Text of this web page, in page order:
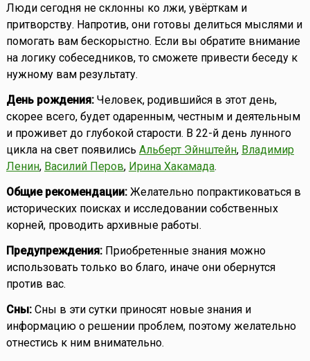
Люди сегодня не склонны ко лжи, увёрткам и
притворству. Напротив, они готовы делиться мыслями и
помогать вам бескорыстно. Если вы обратите внимание
на логику собеседников, то сможете привести беседу к
нужному вам результату.
День рождения:Человек, родившийся в этот день,
скорее всего, будет одаренным, честным и деятельным
и проживет до глубокой старости. В 22-й день лунного
цикла на свет появились Альберт Эйнштейн, Владимир
Ленин, Василий Перов, Ирина Хакамада.
Общие рекомендации:Желательно попрактиковаться в
исторических поисках и исследовании собственных
корней, проводить архивные работы.
Предупреждения:Приобретенные знания можно
использовать только во благо, иначе они обернутся
против вас.
Сны:Сны в эти сутки приносят новые знания и
информацию о решении проблем, поэтому желательно
отнестись к ним внимательно.